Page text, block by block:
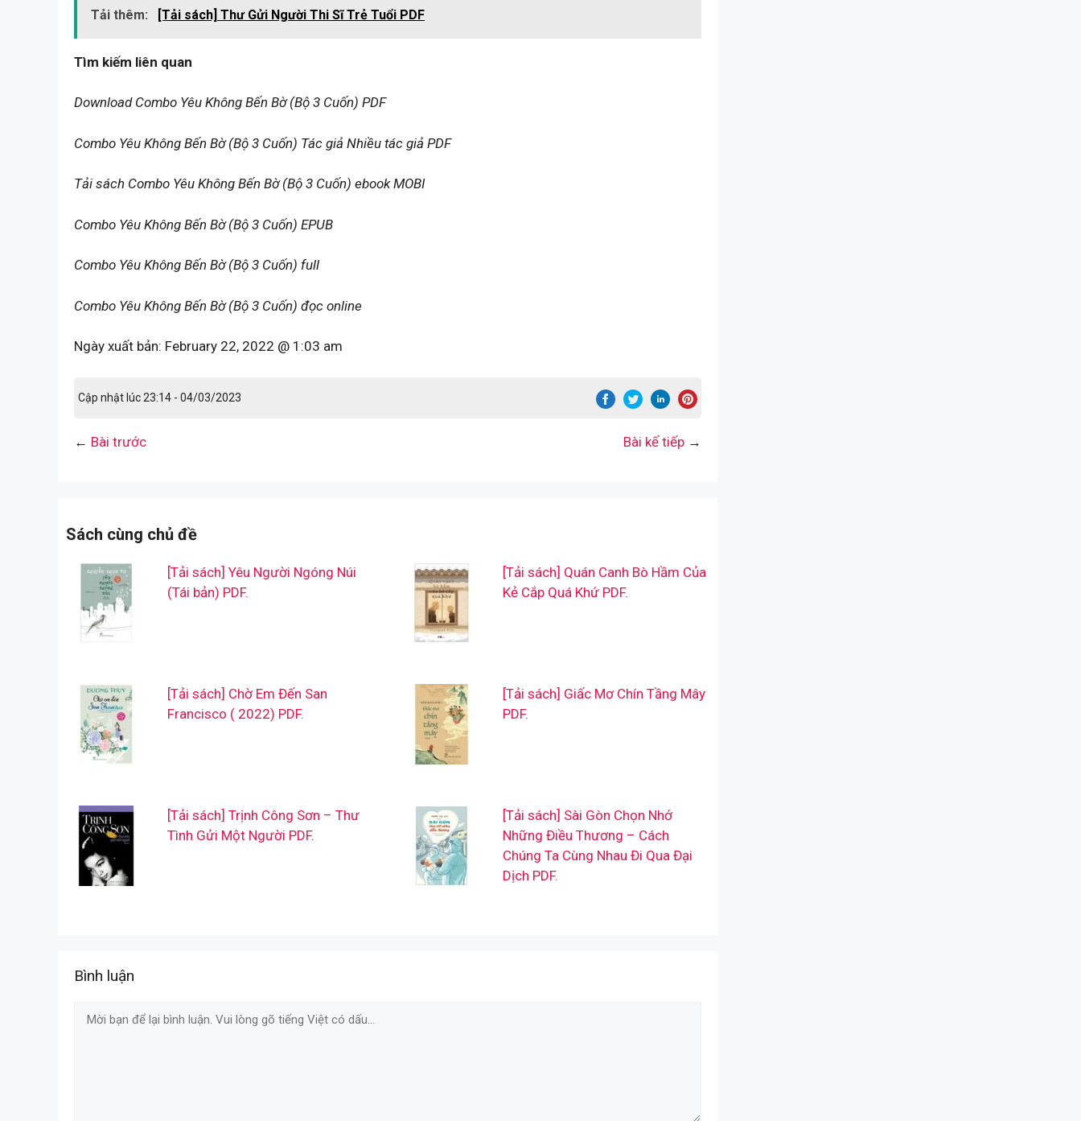
Tải thêm: [Tải sách] Thư Gửi Người Thi Sĩ Trẻ Tuổi PDF
Tìm kiếm liên quan
Download Combo Yêu Không Bến Bờ (Bộ 3 Cuốn) PDF
Combo Yêu Không Bến Bờ (Bộ 3 Cuốn) Tác giả Nhiều tác giả PDF
Tải sách Combo Yêu Không Bến Bờ (Bộ 3 Cuốn) ebook MOBI
Combo Yêu Không Bến Bờ (Bộ 3 Cuốn) EPUB
Combo Yêu Không Bến Bờ (Bộ 3 Cuốn) full
Combo Yêu Không Bến Bờ (Bộ 3 Cuốn) đọc online
Ngày xuất bản: February 22, 2022 @ 1:03 am
Cập nhật lúc 23:14 - 04/03/2023
← Bài trước Bài kế tiếp →
Sách cùng chủ đề
[Tải sách] Yêu Người Ngóng Núi
(Tái bản) PDF.
[Tải sách] Quán Canh Bò Hầm Của
Kẻ Cắp Quá Khứ PDF.
[Tải sách] Chờ Em Đến San
Francisco ( 2022) PDF.
[Tải sách] Giấc Mơ Chín Tầng Mây
PDF.
[Tải sách] Trịnh Công Sơn – Thư
Tình Gửi Một Người PDF.
[Tải sách] Sài Gòn Chọn Nhớ
Những Điều Thương – Cách
Chúng Ta Cùng Nhau Đi Qua Đại
Dịch PDF.
Bình luận
Comment